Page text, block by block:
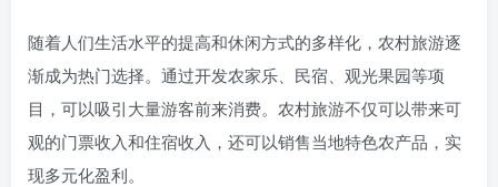
随着人们生活水平的提高和休闲方式的多样化，农村旅游逐
渐成为热门选择。通过开发农家乐、民宿、观光果园等项
目，可以吸引大量游客前来消费。农村旅游不仅可以带来可
观的门票收入和住宿收入，还可以销售当地特色农产品，实
现多元化盈利。